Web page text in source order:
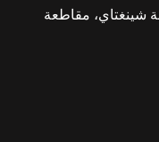
شينغتاي، مقاطعة